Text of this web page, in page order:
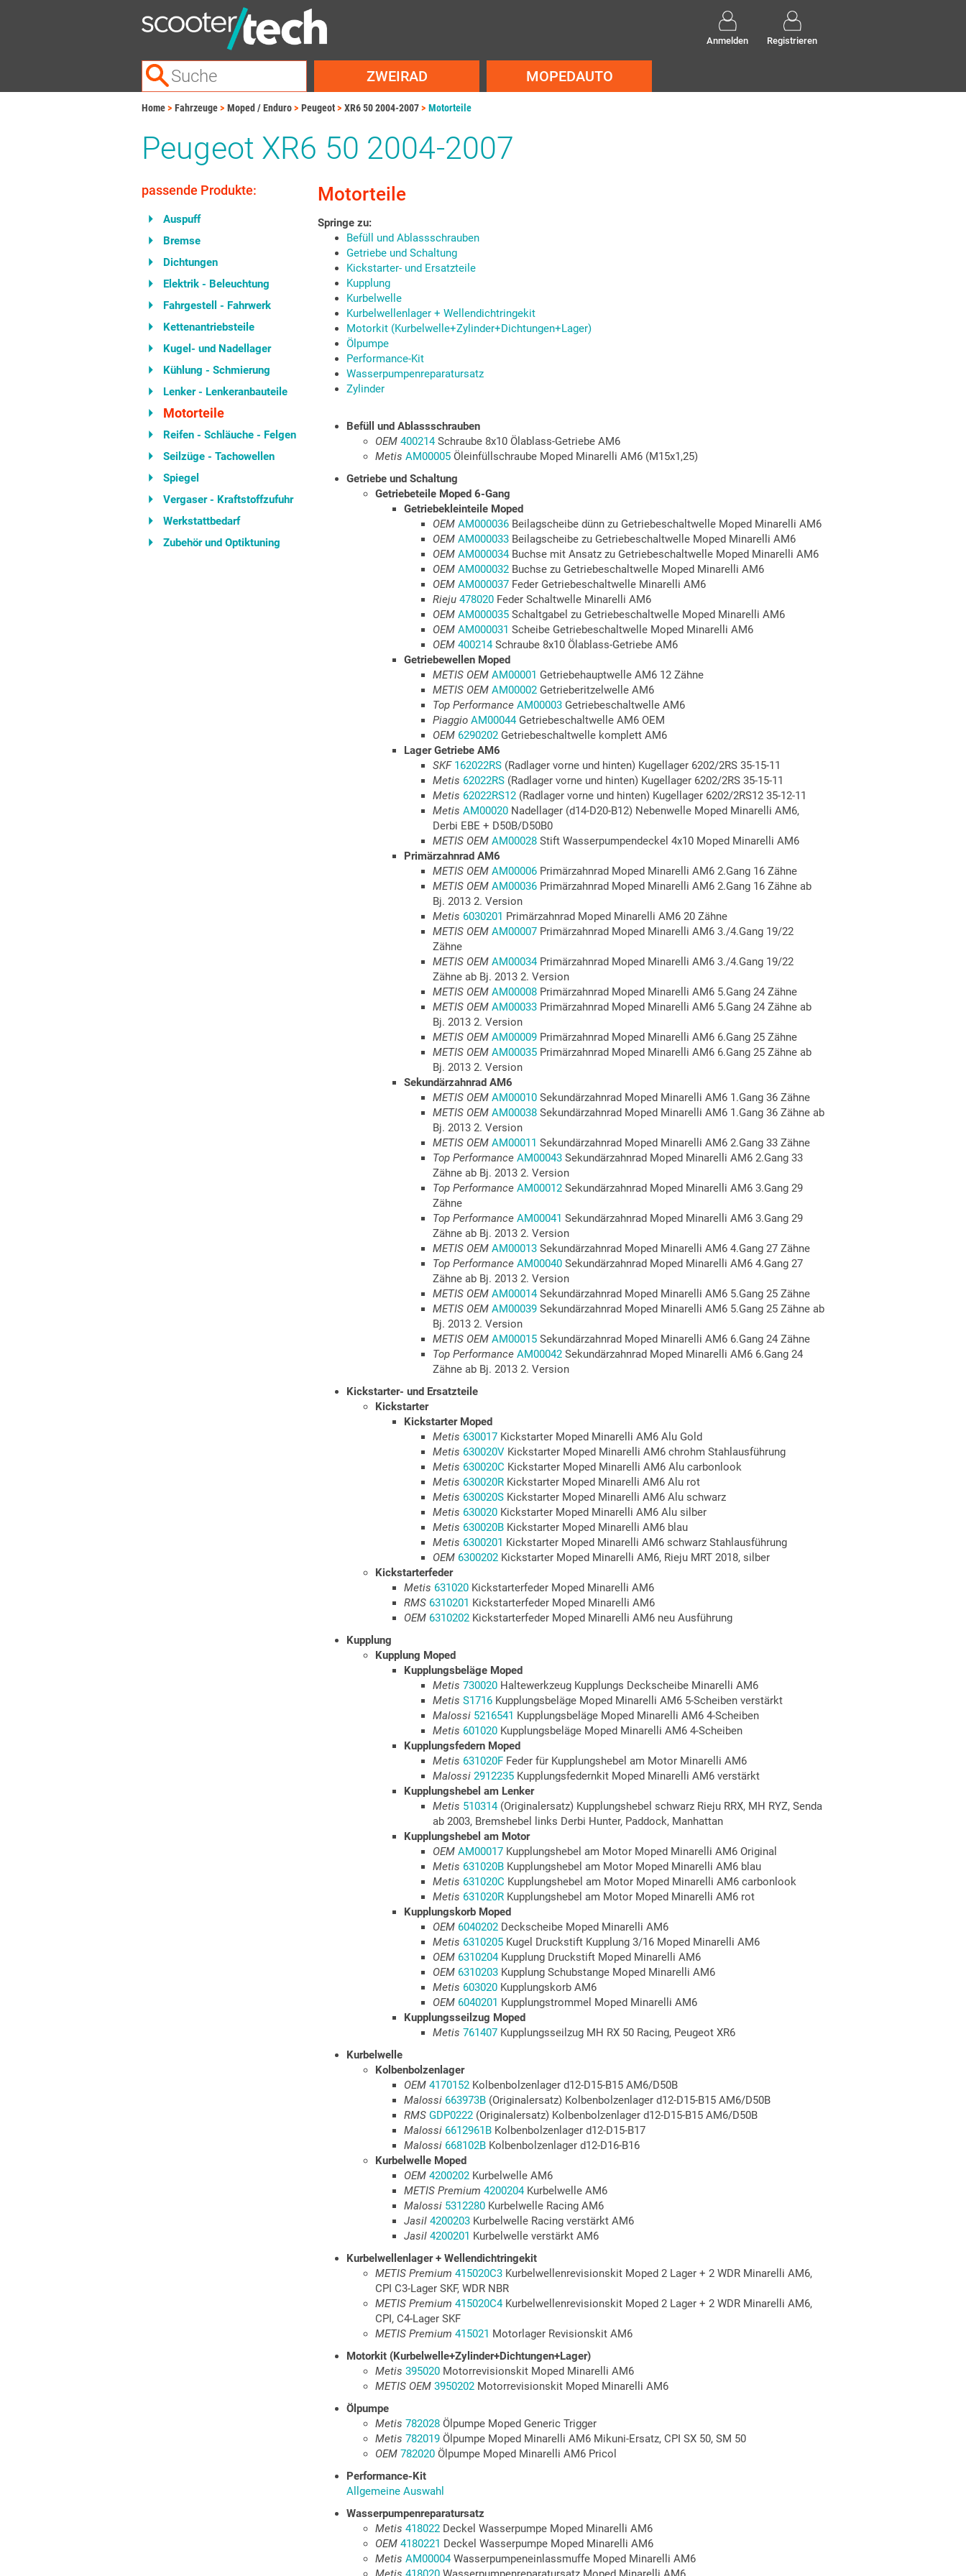
Anmelden Registrieren
ZWEIRAD MOPEDAUTO
Home Fahrzeuge Moped / Enduro Peugeot XR6 50 2004-2007 Motorteile
Peugeot XR6 50 2004-2007
passende Produkte:
Auspuff
Bremse
Dichtungen
Elektrik - Beleuchtung
Fahrgestell - Fahrwerk
Kettenantriebsteile
Kugel- und Nadellager
Kühlung - Schmierung
Lenker - Lenkeranbauteile
Motorteile
Reifen - Schläuche - Felgen
Seilzüge - Tachowellen
Spiegel
Vergaser - Kraftstoffzufuhr
Werkstattbedarf
Zubehör und Optiktuning
Motorteile
Springe zu:
Befüll und Ablassschrauben
Getriebe und Schaltung
Kickstarter- und Ersatzteile
Kupplung
Kurbelwelle
Kurbelwellenlager + Wellendichtringekit
Motorkit (Kurbelwelle+Zylinder+Dichtungen+Lager)
Ölpumpe
Performance-Kit
Wasserpumpenreparatursatz
Zylinder
Befüll und Ablassschrauben
OEM 400214Schraube 8x10 Ölablass-Getriebe AM6
Metis AM00005 Öleinfüllschraube Moped Minarelli AM6 (M15x1,25)
Getriebe und Schaltung
Getriebeteile Moped 6-Gang
Getriebekleinteile Moped
OEM AM000036 Beilagscheibe dünn zu Getriebeschaltwelle Moped Minarelli AM6
OEM AM000033 Beilagscheibe zu Getriebeschaltwelle Moped Minarelli AM6
OEM AM000034Buchse mit Ansatz zu Getriebeschaltwelle Moped Minarelli AM6
OEM AM000032 Buchse zu Getriebeschaltwelle Moped Minarelli AM6
OEM AM000037 Feder Getriebeschaltwelle Minarelli AM6
Rieju 478020 Feder Schaltwelle Minarelli AM6
OEM AM000035 Schaltgabel zu Getriebeschaltwelle Moped Minarelli AM6
OEM AM000031 Scheibe Getriebeschaltwelle Moped Minarelli AM6
OEM 400214Schraube 8x10 Ölablass-Getriebe AM6
Getriebewellen Moped
METIS OEM AM00001 Getriebehauptwelle AM6 12 Zähne
METIS OEM AM00002 Getrieberitzelwelle AM6
Top Performance AM00003 Getriebeschaltwelle AM6
Piaggio AM00044Getriebeschaltwelle AM6 OEM
OEM 6290202 Getriebeschaltwelle komplett AM6
Lager Getriebe AM6
SKF 162022RS (Radlager vorne und hinten) Kugellager 6202/2RS 35-15-11
Metis 62022RS (Radlager vorne und hinten) Kugellager 6202/2RS 35-15-11
Metis 62022RS12 (Radlager vorne und hinten) Kugellager 6202/2RS12 35-12-11
Metis AM00020 Nadellager (d14-D20-B12) Nebenwelle Moped Minarelli AM6,
Derbi EBE + D50B/D50B0
METIS OEM AM00028 Stift Wasserpumpendeckel 4x10 Moped Minarelli AM6
Primärzahnrad AM6
METIS OEM AM00006 Primärzahnrad Moped Minarelli AM6 2.Gang 16 Zähne
METIS OEM AM00036 Primärzahnrad Moped Minarelli AM6 2.Gang 16 Zähne ab
Bj. 2013 2. Version
Metis 6030201 Primärzahnrad Moped Minarelli AM6 20 Zähne
METIS OEM AM00007 Primärzahnrad Moped Minarelli AM6 3./4.Gang 19/22
Zähne
METIS OEM AM00034Primärzahnrad Moped Minarelli AM6 3./4.Gang 19/22
Zähne ab Bj. 2013 2. Version
METIS OEM AM00008 Primärzahnrad Moped Minarelli AM6 5.Gang 24 Zähne
METIS OEM AM00033 Primärzahnrad Moped Minarelli AM6 5.Gang 24 Zähne ab
Bj. 2013 2. Version
METIS OEM AM00009 Primärzahnrad Moped Minarelli AM6 6.Gang 25 Zähne
METIS OEM AM00035 Primärzahnrad Moped Minarelli AM6 6.Gang 25 Zähne ab
Bj. 2013 2. Version
Sekundärzahnrad AM6
METIS OEM AM00010 Sekundärzahnrad Moped Minarelli AM6 1.Gang 36 Zähne
METIS OEM AM00038 Sekundärzahnrad Moped Minarelli AM6 1.Gang 36 Zähne ab
Bj. 2013 2. Version
METIS OEM AM00011 Sekundärzahnrad Moped Minarelli AM6 2.Gang 33 Zähne
Top Performance AM00043 Sekundärzahnrad Moped Minarelli AM6 2.Gang 33
Zähne ab Bj. 2013 2. Version
Top Performance AM00012 Sekundärzahnrad Moped Minarelli AM6 3.Gang 29
Zähne
Top Performance AM00041 Sekundärzahnrad Moped Minarelli AM6 3.Gang 29
Zähne ab Bj. 2013 2. Version
METIS OEM AM00013 Sekundärzahnrad Moped Minarelli AM6 4.Gang 27 Zähne
Top Performance AM00040 Sekundärzahnrad Moped Minarelli AM6 4.Gang 27
Zähne ab Bj. 2013 2. Version
METIS OEM AM00014Sekundärzahnrad Moped Minarelli AM6 5.Gang 25 Zähne
METIS OEM AM00039 Sekundärzahnrad Moped Minarelli AM6 5.Gang 25 Zähne ab
Bj. 2013 2. Version
METIS OEM AM00015 Sekundärzahnrad Moped Minarelli AM6 6.Gang 24 Zähne
Top Performance AM00042 Sekundärzahnrad Moped Minarelli AM6 6.Gang 24
Zähne ab Bj. 2013 2. Version
Kickstarter- und Ersatzteile
Kickstarter
Kickstarter Moped
Metis 630017 Kickstarter Moped Minarelli AM6 Alu Gold
Metis 630020V Kickstarter Moped Minarelli AM6 chrohm Stahlausführung
Metis 630020C Kickstarter Moped Minarelli AM6 Alu carbonlook
Metis 630020R Kickstarter Moped Minarelli AM6 Alu rot
Metis 630020S Kickstarter Moped Minarelli AM6 Alu schwarz
Metis 630020 Kickstarter Moped Minarelli AM6 Alu silber
Metis 630020B Kickstarter Moped Minarelli AM6 blau
Metis 6300201 Kickstarter Moped Minarelli AM6 schwarz Stahlausführung
OEM 6300202 Kickstarter Moped Minarelli AM6, Rieju MRT 2018, silber
Kickstarterfeder
Metis 631020 Kickstarterfeder Moped Minarelli AM6
RMS 6310201 Kickstarterfeder Moped Minarelli AM6
OEM 6310202 Kickstarterfeder Moped Minarelli AM6 neu Ausführung
Kupplung
Kupplung Moped
Kupplungsbeläge Moped
Metis 730020 Haltewerkzeug Kupplungs Deckscheibe Minarelli AM6
Metis S1716 Kupplungsbeläge Moped Minarelli AM6 5-Scheiben verstärkt
Malossi 5216541 Kupplungsbeläge Moped Minarelli AM6 4-Scheiben
Metis 601020 Kupplungsbeläge Moped Minarelli AM6 4-Scheiben
Kupplungsfedern Moped
Metis 631020F Feder für Kupplungshebel am Motor Minarelli AM6
Malossi 2912235 Kupplungsfedernkit Moped Minarelli AM6 verstärkt
Kupplungshebel am Lenker
Metis 510314(Originalersatz) Kupplungshebel schwarz Rieju RRX, MH RYZ, Senda
ab 2003, Bremshebel links Derbi Hunter, Paddock, Manhattan
Kupplungshebel am Motor
OEM AM00017 Kupplungshebel am Motor Moped Minarelli AM6 Original
Metis 631020B Kupplungshebel am Motor Moped Minarelli AM6 blau
Metis 631020C Kupplungshebel am Motor Moped Minarelli AM6 carbonlook
Metis 631020R Kupplungshebel am Motor Moped Minarelli AM6 rot
Kupplungskorb Moped
OEM 6040202 Deckscheibe Moped Minarelli AM6
Metis 6310205 Kugel Druckstift Kupplung 3/16 Moped Minarelli AM6
OEM 6310204Kupplung Druckstift Moped Minarelli AM6
OEM 6310203 Kupplung Schubstange Moped Minarelli AM6
Metis 603020 Kupplungskorb AM6
OEM 6040201 Kupplungstrommel Moped Minarelli AM6
Kupplungsseilzug Moped
Metis 761407 Kupplungsseilzug MH RX 50 Racing, Peugeot XR6
Kurbelwelle
Kolbenbolzenlager
OEM 4170152 Kolbenbolzenlager d12-D15-B15 AM6/D50B
Malossi 663973B (Originalersatz) Kolbenbolzenlager d12-D15-B15 AM6/D50B
RMS GDP0222 (Originalersatz) Kolbenbolzenlager d12-D15-B15 AM6/D50B
Malossi 6612961B Kolbenbolzenlager d12-D15-B17
Malossi 668102B Kolbenbolzenlager d12-D16-B16
Kurbelwelle Moped
OEM 4200202 Kurbelwelle AM6
METIS Premium 4200204Kurbelwelle AM6
Malossi 5312280 Kurbelwelle Racing AM6
Jasil 4200203 Kurbelwelle Racing verstärkt AM6
Jasil 4200201 Kurbelwelle verstärkt AM6
Kurbelwellenlager + Wellendichtringekit
METIS Premium 415020C3 Kurbelwellenrevisionskit Moped 2 Lager + 2 WDR Minarelli AM6,
CPI C3-Lager SKF, WDR NBR
METIS Premium 415020C4Kurbelwellenrevisionskit Moped 2 Lager + 2 WDR Minarelli AM6,
CPI, C4-Lager SKF
METIS Premium 415021 Motorlager Revisionskit AM6
Motorkit (Kurbelwelle+Zylinder+Dichtungen+Lager)
Metis 395020 Motorrevisionskit Moped Minarelli AM6
METIS OEM 3950202 Motorrevisionskit Moped Minarelli AM6
Ölpumpe
Metis 782028 Ölpumpe Moped Generic Trigger
Metis 782019 Ölpumpe Moped Minarelli AM6 Mikuni-Ersatz, CPI SX 50, SM 50
OEM 782020 Ölpumpe Moped Minarelli AM6 Pricol
Performance-Kit
Allgemeine Auswahl
Wasserpumpenreparatursatz
Metis 418022 Deckel Wasserpumpe Moped Minarelli AM6
OEM 4180221 Deckel Wasserpumpe Moped Minarelli AM6
Metis AM00004Wasserpumpeneinlassmuffe Moped Minarelli AM6